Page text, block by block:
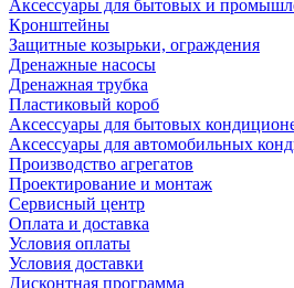
Аксессуары для бытовых и
Кронштейны
Защитные козырьки, ограждения
Дренажные насосы
Дренажная трубка
Пластиковый короб
Аксессуары для бытовых
Аксессуары для автомобильных
Производство агрегатов
Проектирование и монтаж
Сервисный центр
Оплата и доставка
Условия оплаты
Условия доставки
Дисконтная программа